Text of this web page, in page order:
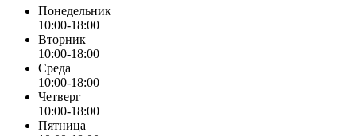
Понедельник
10:00-18:00
Вторник
10:00-18:00
Среда
10:00-18:00
Четверг
10:00-18:00
Пятница